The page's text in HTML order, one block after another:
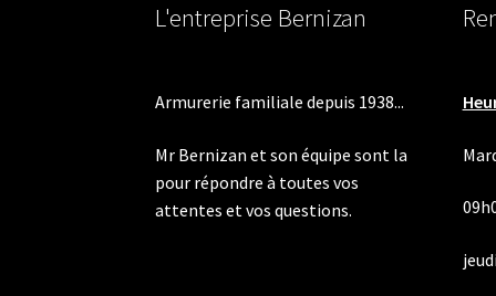
L'entreprise Bernizan
Armurerie familiale depuis 1938...
Mr Bernizan et son équipe sont la
pour répondre à toutes vos
attentes et vos questions.